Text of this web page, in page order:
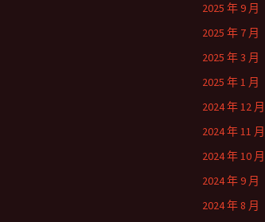
2025 年 9 月
2025 年 7 月
2025 年 3 月
2025 年 1 月
2024 年 12 月
2024 年 11 月
2024 年 10 月
2024 年 9 月
2024 年 8 月